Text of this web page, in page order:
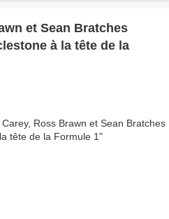
et Sean Bratches
à la tête de la